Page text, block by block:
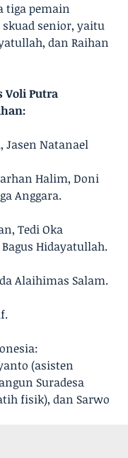
tiga pemain
senior, yaitu
dan Raihan
Voli Putra
Jasen Natanael
Halim, Doni
Anggara.
Tedi Oka
Hidayatullah.
Alaihimas Salam.
(asisten
Suradesa
fisik), dan Sarwo